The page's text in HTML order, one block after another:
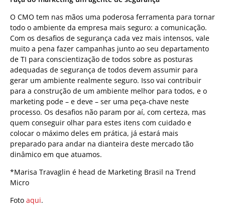
O CMO tem nas mãos uma poderosa ferramenta para tornar
todo o ambiente da empresa mais seguro: a comunicação.
Com os desafios de segurança cada vez mais intensos, vale
muito a pena fazer campanhas junto ao seu departamento
de TI para conscientização de todos sobre as posturas
adequadas de segurança de todos devem assumir para
gerar um ambiente realmente seguro. Isso vai contribuir
para a construção de um ambiente melhor para todos, e o
marketing pode – e deve – ser uma peça-chave neste
processo. Os desafios não param por aí, com certeza, mas
quem conseguir olhar para estes itens com cuidado e
colocar o máximo deles em prática, já estará mais
preparado para andar na dianteira deste mercado tão
dinâmico em que atuamos.
*Marisa Travaglin é head de Marketing Brasil na Trend
Micro
Foto aqui.